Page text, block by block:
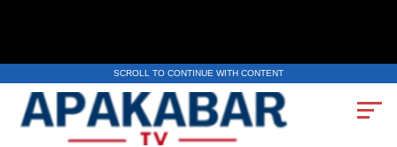
SCROLL TO CONTINUE WITH CONTENT